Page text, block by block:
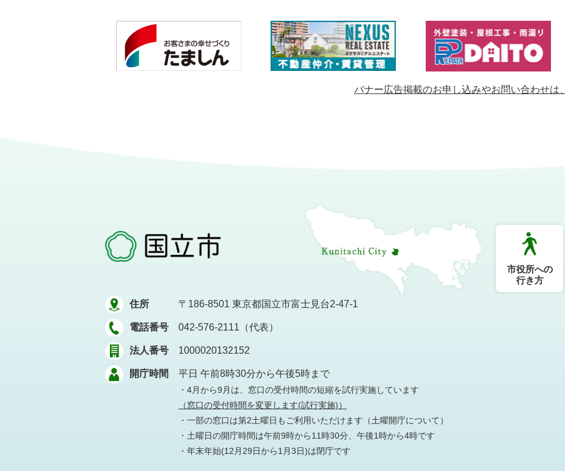
バナー広告掲載のお申し込みやお問い合わせは、
住所 〒186-8501 東京都国立市富士見台2-47-1
電話番号 042-576-2111（代表）
法人番号 1000020132152
開庁時間 平日 午前8時30分から午後5時まで
・4月から9月は、窓口の受付時間の短縮を試行実施しています
（窓口の受付時間を変更します(試行実施)）
・一部の窓口は第2土曜日もご利用いただけます （土曜開庁について）
・土曜日の開庁時間は午前9時から11時30分、午後1時から4時です
・年末年始(12月29日から1月3日)は閉庁です
市役所への
行き方